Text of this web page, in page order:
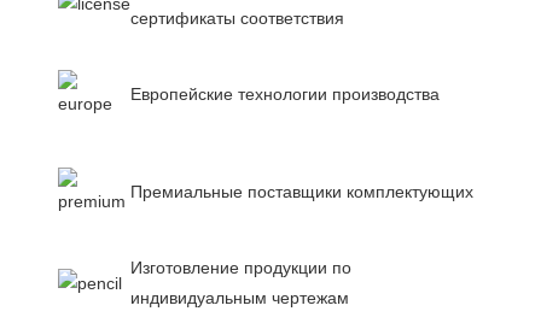
сертификаты соответствия
Европейские технологии производства
Премиальные поставщики комплектующих
Изготовление продукции по
индивидуальным чертежам